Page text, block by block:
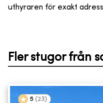
uthyraren för exakt
Fler stugor från
5 (23)